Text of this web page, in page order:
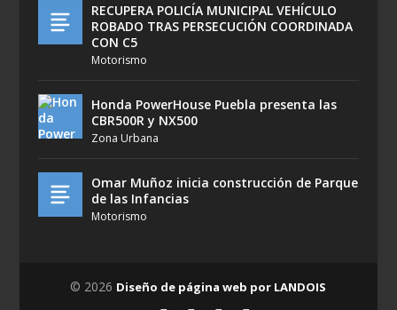
RECUPERA POLICÍA MUNICIPAL VEHÍCULO
ROBADO TRAS PERSECUCIÓN COORDINADA
CON C5
Motorismo
Honda PowerHouse Puebla presenta las
CBR500R y NX500
Zona Urbana
Omar Muñoz inicia construcción de Parque
de las Infancias
Motorismo
© 2026 Diseño de página web por LANDOIS